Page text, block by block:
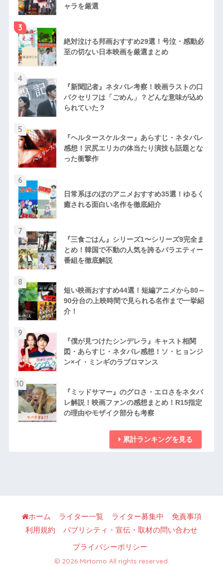
ャラを厳選
3
絶対泣ける邦画おすすめ29選！号泣・感動必
至の切ない日本映画を厳選まとめ
4
『新聞記者』ネタバレ考察！映画ラストの口
パクセリフは「ごめん」？どんな意味が込め
られていた？
5
『ヘルタースケルター』あらすじ・ネタバレ
感想！沢尻エリカの体当たり演技も話題とな
った衝撃作
6
日常系ほのぼのアニメおすすめ35選！ゆるく
癒される面白い名作を徹底紹介
7
『三食ごはん』シリーズ1〜シリーズ9完全ま
とめ！韓国で不動の人気を誇るバラエティー
番組を徹底解説
8
短い映画おすすめ44選！短編アニメから80～
90分台の上映時間で見られる名作まで一挙紹
介！
9
『僕が見つけたシンデレラ』キャスト相関
図・あらすじ・ネタバレ感想！ソ・ヒョンジ
ン×イ・ミンギのラブロマンス
10
『ミッドサマー』のグロさ・エロさをネタバ
レ解説！映画ファンの感想まとめ！R15指定
の理由やモザイク部分も考察
累計ランキングを見る
ホーム ライター一覧 ライター募集中
免責事項
利用規約
パブリシティ・宣伝・取材の問い合わせ
プライバシーポリシー
© 2026 Mirtomo All rights reserved.